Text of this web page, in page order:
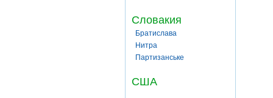
Словакия
Братислава
Нитра
Партизанське
США